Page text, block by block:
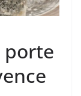
porte